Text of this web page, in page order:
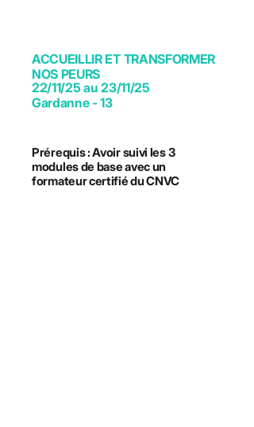
ACCUEILLIR ET TRANSFORMER
NOS PEURS
22/11/25 au 23/11/25
Gardanne - 13
Prérequis : Avoir suivi les 3
modules de base avec un
formateur certifié du CNVC